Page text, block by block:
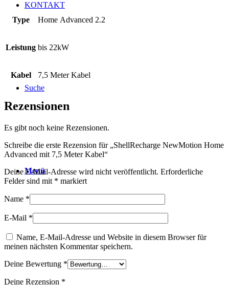
KONTAKT
Suche
Menü
Type Home Advanced 2.2
Leistung bis 22kW
Kabel 7,5 Meter Kabel
Rezensionen
Es gibt noch keine Rezensionen.
Schreibe die erste Rezension für „ShellRecharge NewMotion Home
Advanced mit 7,5 Meter Kabel“
Deine E-Mail-Adresse wird nicht veröffentlicht. Erforderliche
Felder sind mit * markiert
Name *
E-Mail *
Name, E-Mail-Adresse und Website in diesem Browser für
meinen nächsten Kommentar speichern.
Deine Bewertung *
Deine Rezension *